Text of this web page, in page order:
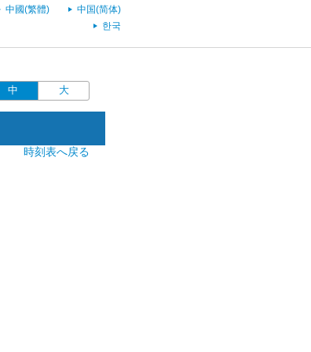
中國(繁體)
中国(简体)
한국
中 大
時刻表へ戻る